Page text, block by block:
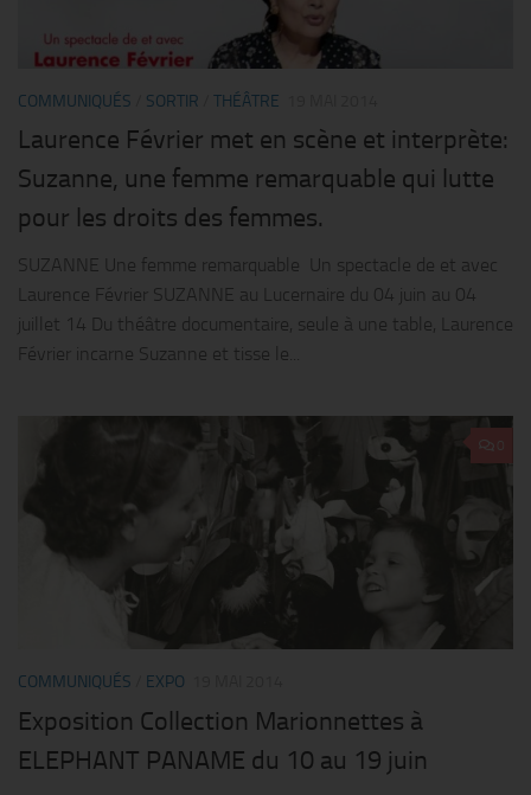
COMMUNIQUÉS SORTIR THÉÂTRE
Laurence Février met en scène et interprète:
Suzanne, une femme remarquable qui lutte
pour les droits des femmes.
SUZANNE Une femme remarquable Un spectacle de et avec
Laurence Février SUZANNE au Lucernaire du 04 juin au 04
juillet 14 Du théâtre documentaire, seule à une table, Laurence
Février incarne Suzanne et tisse le...
COMMUNIQUÉS EXPO
Exposition Collection Marionnettes à
ELEPHANT PANAME du 10 au 19 juin